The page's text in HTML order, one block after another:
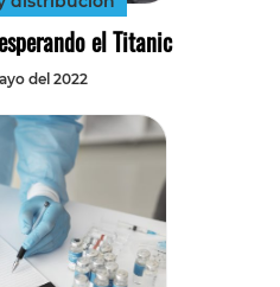
el Titanic
del 2022